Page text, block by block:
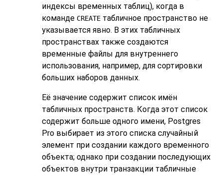
индексы временных таблиц), когда в
команде CREATE табличное пространство не
указывается явно. В этих табличных
пространствах также создаются
временные файлы для внутреннего
использования, например, для сортировки
больших наборов данных.
Её значение содержит список имён
табличных пространств. Когда этот список
содержит больше одного имени, Postgres
Pro выбирает из этого списка случайный
элемент при создании каждого временного
объекта; однако при создании последующих
объектов внутри транзакции табличные